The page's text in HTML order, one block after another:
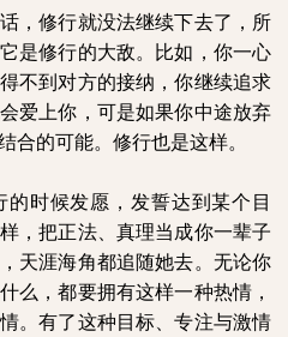
，修行就没法继续下去了，所
是修行的大敌。比如，你一心
不到对方的接纳，你继续追求
爱上你，可是如果你中途放弃
合的可能。修行也是这样。
时候发愿，发誓达到某个目
，把正法、真理当成你一辈子
天涯海角都追随她去。无论你
么，都要拥有这样一种热情，
。有了这种目标、专注与激情